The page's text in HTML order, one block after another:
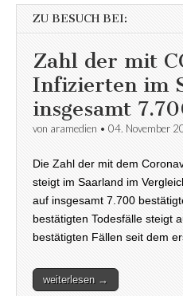
ZU BESUCH BEI:
Zahl der mit
Infizierten im
insgesamt
von aramedien • 04. November
Die Zahl der mit dem
steigt im Saarland im
auf insgesamt 7.700
bestätigten Todesfälle steigt
bestätigten Fällen seit dem
weiterlesen →